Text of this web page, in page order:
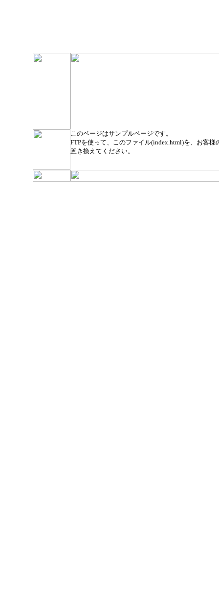
このページはサンプルページです。
FTPを使って、このファイル(index.html)を、お客様
置き換えてください。